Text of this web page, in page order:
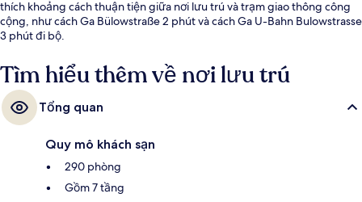
thích khoảng cách thuận tiện giữa nơi lưu trú và trạm giao thông công
cộng, như cách Ga Bülowstraße 2 phút và cách Ga U-Bahn Bulowstrasse
3 phút đi bộ.
Tìm hiểu thêm về nơi lưu trú
Tổng quan
Quy mô khách sạn
290 phòng
Gồm 7 tầng